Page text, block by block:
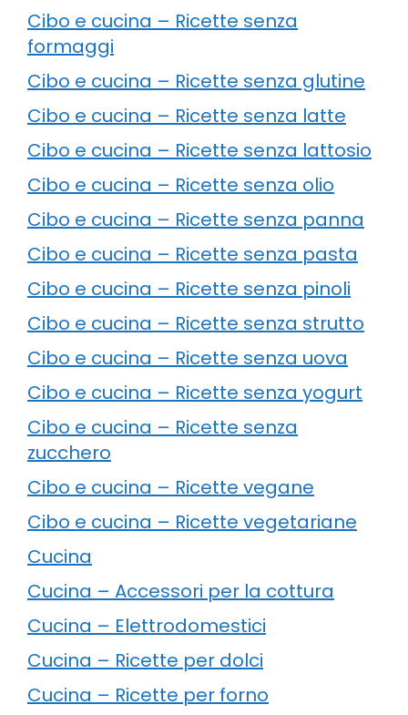
Cibo e cucina – Ricette senza
formaggi
Cibo e cucina – Ricette senza glutine
Cibo e cucina – Ricette senza latte
Cibo e cucina – Ricette senza lattosio
Cibo e cucina – Ricette senza olio
Cibo e cucina – Ricette senza panna
Cibo e cucina – Ricette senza pasta
Cibo e cucina – Ricette senza pinoli
Cibo e cucina – Ricette senza strutto
Cibo e cucina – Ricette senza uova
Cibo e cucina – Ricette senza yogurt
Cibo e cucina – Ricette senza
zucchero
Cibo e cucina – Ricette vegane
Cibo e cucina – Ricette vegetariane
Cucina
Cucina – Accessori per la cottura
Cucina – Elettrodomestici
Cucina – Ricette per dolci
Cucina – Ricette per forno